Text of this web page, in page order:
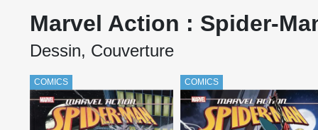
Marvel Action : Spider-
Dessin, Couverture
COMICS COMICS